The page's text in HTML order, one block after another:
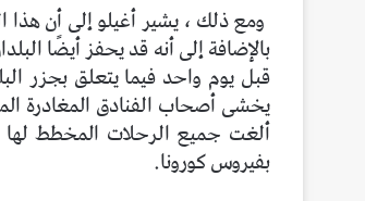
ومع ذلك ، يشير أغيلو إلى أن
بالإضافة إلى أنه قد يحفز أيضًا
قبل يوم واحد فيما يتعلق بجزر
يخشى أصحاب الفنادق المغادرة
ألغت جميع الرحلات المخطط لها
بفيروس كورونا.